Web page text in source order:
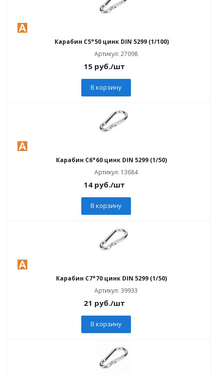
Карабин C5*50 цинк DIN 5299 (1/100)
Артикул: 27098
15руб./шт
В корзину
Карабин C6*60 цинк DIN 5299 (1/50)
Артикул: 13684
14руб./шт
В корзину
Карабин C7*70 цинк DIN 5299 (1/50)
Артикул: 39933
21 руб./шт
В корзину